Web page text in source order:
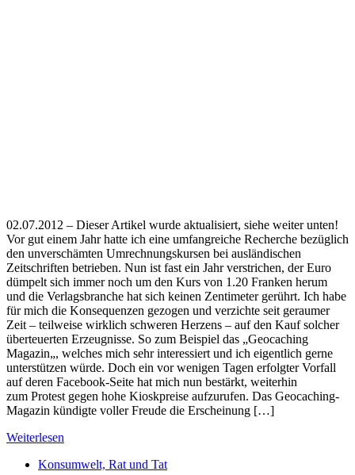
02.07.2012 – Dieser Artikel wurde aktualisiert, siehe weiter unten!
Vor gut einem Jahr hatte ich eine umfangreiche Recherche bezüglich
den unverschämten Umrechnungskursen bei ausländischen
Zeitschriften betrieben. Nun ist fast ein Jahr verstrichen, der Euro
dümpelt sich immer noch um den Kurs von 1.20 Franken herum
und die Verlagsbranche hat sich keinen Zentimeter gerührt. Ich habe
für mich die Konsequenzen gezogen und verzichte seit geraumer
Zeit – teilweise wirklich schweren Herzens – auf den Kauf solcher
überteuerten Erzeugnisse. So zum Beispiel das „Geocaching
Magazin„, welches mich sehr interessiert und ich eigentlich gerne
unterstützen würde. Doch ein vor wenigen Tagen erfolgter Vorfall
auf deren Facebook-Seite hat mich nun bestärkt, weiterhin
zum Protest gegen hohe Kioskpreise aufzurufen. Das Geocaching-
Magazin kündigte voller Freude die Erscheinung […]
Weiterlesen
Konsumwelt, Rat und Tat